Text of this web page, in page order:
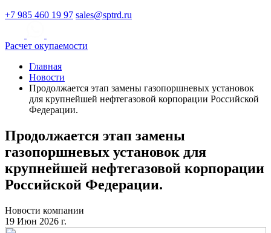
+7 985 460 19 97 sales@sptrd.ru
Расчет окупаемости
Главная
Новости
Продолжается этап замены газопоршневых установок
для крупнейшей нефтегазовой корпорации Российской
Федерации.
Продолжается этап замены
газопоршневых установок для
крупнейшей нефтегазовой корпорации
Российской Федерации.
Новости компании
19 Июн 2026 г.